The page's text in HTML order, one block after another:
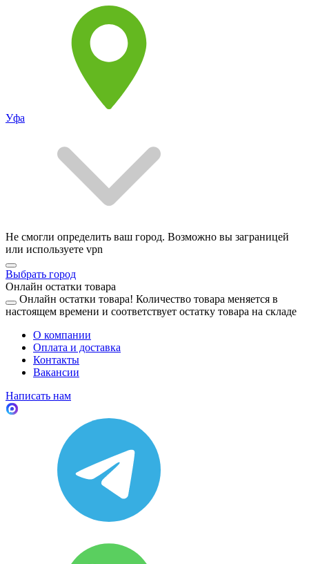
Уфа
Не смогли определить ваш город. Возможно вы заграницей
или используете vpn
Выбрать город
Онлайн остатки товара
Онлайн остатки товара! Количество товара меняется в
настоящем времени и соответствует остатку товара на складе
О компании
Оплата и доставка
Контакты
Вакансии
Написать нам